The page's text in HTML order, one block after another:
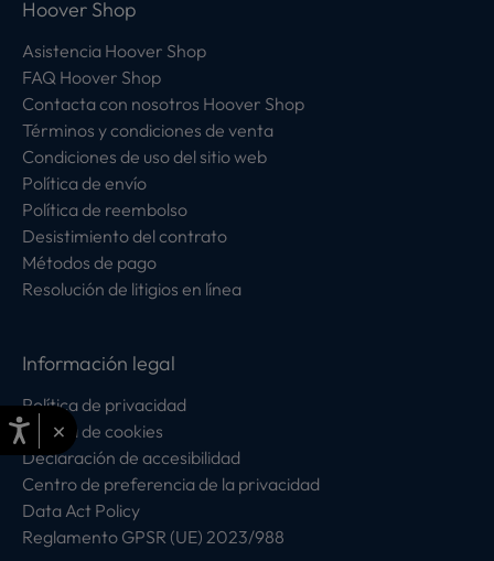
Hoover Shop
Asistencia Hoover Shop
FAQ Hoover Shop
Contacta con nosotros Hoover Shop
Términos y condiciones de venta
Condiciones de uso del sitio web
Política de envío
Política de reembolso
Desistimiento del contrato
Métodos de pago
Resolución de litigios en línea
Información legal
Política de privacidad
Política de cookies
Declaración de accesibilidad
Centro de preferencia de la privacidad
Data Act Policy
Reglamento GPSR (UE) 2023/988
×